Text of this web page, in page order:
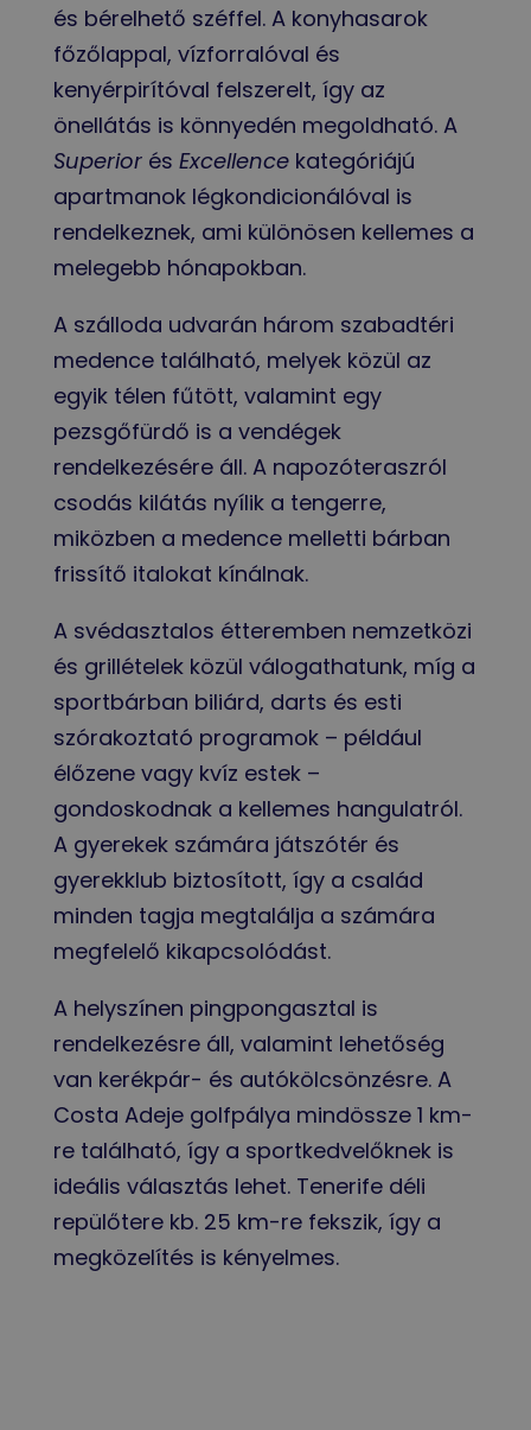
és bérelhető széffel. A konyhasarok
főzőlappal, vízforralóval és
kenyérpirítóval felszerelt, így az
önellátás is könnyedén megoldható. A
Superiorés Excellencekategóriájú
apartmanok légkondicionálóval is
rendelkeznek, ami különösen kellemes a
melegebb hónapokban.
A szálloda udvarán három szabadtéri
medence található, melyek közül az
egyik télen fűtött, valamint egy
pezsgőfürdő is a vendégek
rendelkezésére áll. A napozóteraszról
csodás kilátás nyílik a tengerre,
miközben a medence melletti bárban
frissítő italokat kínálnak.
A svédasztalos étteremben nemzetközi
és grillételek közül válogathatunk, míg a
sportbárban biliárd, darts és esti
szórakoztató programok – például
élőzene vagy kvíz estek –
gondoskodnak a kellemes hangulatról.
A gyerekek számára játszótér és
gyerekklub biztosított, így a család
minden tagja megtalálja a számára
megfelelő kikapcsolódást.
A helyszínen pingpongasztal is
rendelkezésre áll, valamint lehetőség
van kerékpár- és autókölcsönzésre. A
Costa Adeje golfpálya mindössze 1 km-
re található, így a sportkedvelőknek is
ideális választás lehet. Tenerife déli
repülőtere kb. 25 km-re fekszik, így a
megközelítés is kényelmes.